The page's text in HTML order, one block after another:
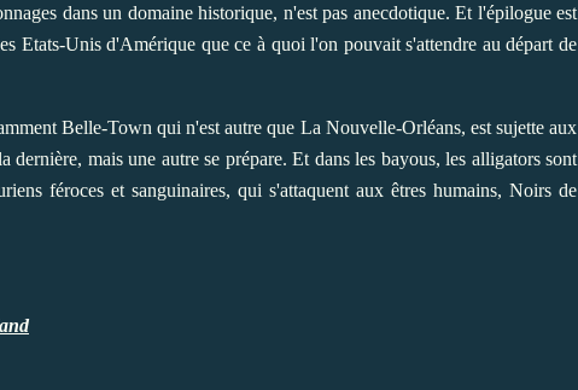
dans un domaine historique, n'est pas anecdotique. Et l'épilogue est
Etats-Unis d'Amérique que ce à quoi l'on pouvait s'attendre au départ de
Belle-Town qui n'est autre que La Nouvelle-Orléans, est sujette aux
dernière, mais une autre se prépare. Et dans les bayous, les alligators sont
féroces et sanguinaires, qui s'attaquent aux êtres humains, Noirs de